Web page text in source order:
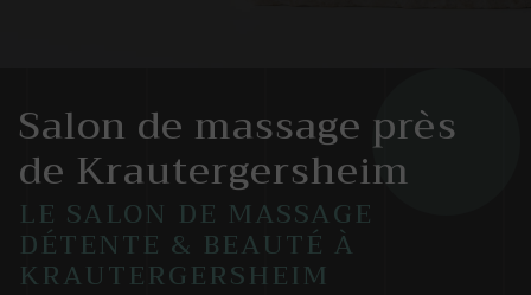
Salon de massage près
de Krautergersheim
LE SALON DE MASSAGE
DÉTENTE & BEAUTÉ À
KRAUTERGERSHEIM